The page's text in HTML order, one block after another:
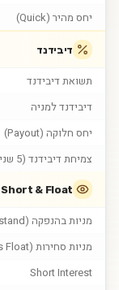
יחס מהיר (Quick)
דיבידנד
תשואת דיבידנד
דיבידנד למניה
יחס חלוקה (Payout)
צמיחת דיבידנד (5 שנים)
Short & Float
מניות בהנפקה (Shs Outstand)
מניות סחירות (Shs Float)
Short Interest